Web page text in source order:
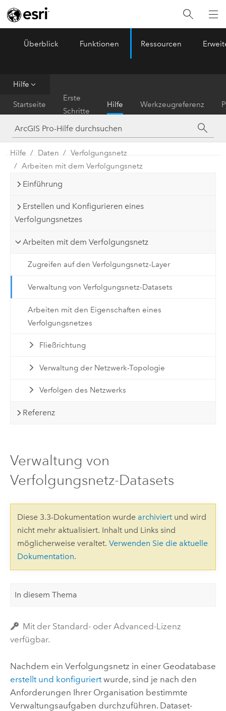
ArcGIS Pro
Überblick Funktionen Ressourcen
Hilfe
Startseite
Erste
Schritte
Hilfe Werkzeugreferenz
Hilfe Daten
Verfolgungsnetz
Arbeiten mit dem Verfolgungsnetz
Einführung
Erstellen und Konfigurieren eines
Verfolgungsnetzes
Arbeiten mit dem Verfolgungsnetz
Zugreifen auf den Verfolgungsnetz-Layer
Verwaltung von Verfolgungsnetz-Datasets
Arbeiten mit den Eigenschaften eines
Verfolgungsnetzes
Fließrichtung
Verwaltung der Netzwerk-Topologie
Verfolgen des Netzwerks
Referenz
Verwaltung von
Verfolgungsnetz-Datasets
Diese 3.3-Dokumentation wurde archiviertund wird
nicht mehr aktualisiert. Inhalt und Links sind
möglicherweise veraltet. Verwenden Sie die aktuelle
Dokumentation.
In diesem Thema
Mit der Standard- oder Advanced-Lizenz
verfügbar.
Nachdem ein Verfolgungsnetz in einer Geodatabase
erstellt und konfiguriertwurde, sind je nach den
Anforderungen Ihrer Organisation bestimmte
Verwaltungsaufgaben durchzuführen. Dataset-